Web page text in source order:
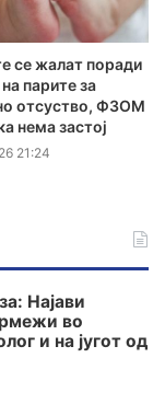
се жалат поради
парите за
отсуство, ФЗОМ
нема застој
21:24
Најави
во
и на југот од